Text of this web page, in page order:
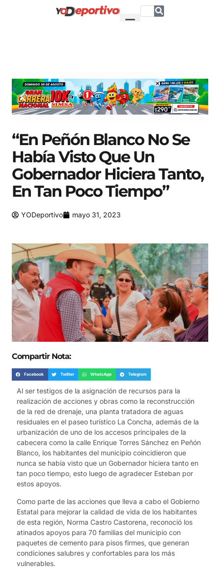
“En Peñón Blanco No Se
Había Visto Que Un
Gobernador Hiciera Tanto,
En Tan Poco Tiempo”
YODeportivo mayo 31, 2023
Compartir Nota:
Facebook Twitter WhatsApp Telegram
Al ser testigos de la asignación de recursos para la
realización de acciones y obras como la reconstrucción
de la red de drenaje, una planta tratadora de aguas
residuales en el paseo turístico La Concha, además de la
urbanización de uno de los accesos principales de la
cabecera como la calle Enrique Torres Sánchez en Peñón
Blanco, los habitantes del municipio coincidieron que
nunca se había visto que un Gobernador hiciera tanto en
tan poco tiempo, esto luego de agradecer Esteban por
estos apoyos.
Como parte de las acciones que lleva a cabo el Gobierno
Estatal para mejorar la calidad de vida de los habitantes
de esta región, Norma Castro Castorena, reconoció los
atinados apoyos para 70 familias del municipio con
paquetes de cemento para pisos firmes, que generan
condiciones salubres y confortables para los más
vulnerables.